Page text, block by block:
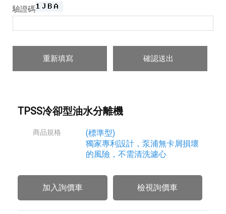
驗證碼
TPSS冷卻型油水分離機
商品規格
(標準型)
獨家專利設計，泵浦無卡屑損壞
的風險，不需清洗濾心
檢視詢價車